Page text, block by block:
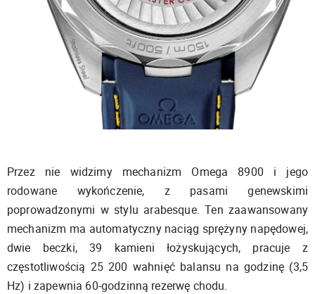
Przez nie widzimy mechanizm Omega 8900 i jego
rodowane wykończenie, z pasami genewskimi
poprowadzonymi w stylu arabesque. Ten zaawansowany
mechanizm ma automatyczny naciąg sprężyny napędowej,
dwie beczki, 39 kamieni łożyskujących, pracuje z
częstotliwością 25 200 wahnięć balansu na godzinę (3,5
Hz) i zapewnia 60-godzinną rezerwę chodu.